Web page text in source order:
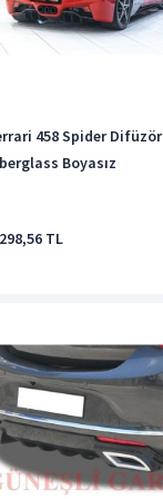
458 Spider Difüzör
Boyasız
TL